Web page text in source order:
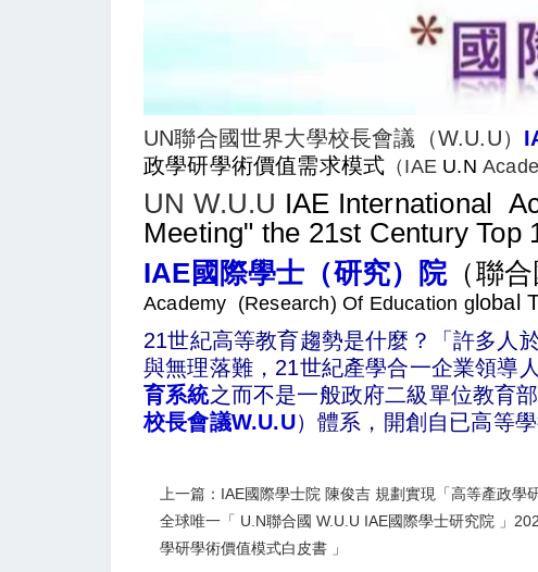
UN聯合國世界大學校長會議（W.U.U）
政學研學術價值需求模式 （IAE U.N
UN W.U.U IAE International
Meeting" the 21st Century Top
IAE國際學士（研究）院（聯
Academy (Research) Of Education g lobal
21世紀高等教育趨勢是什麼？「許多人
與無理落難， 21世紀產學合一企業領導
育系統之而不是一般政府二級單位教育
校長會議W.U.U）體系，開創自已高等
上一篇：IAE國際學士院 陳俊吉 規劃實現「高等產政學
全球唯一「 U.N聯合國 W.U.U IAE國際學士研究院 」
學研學術價值模式白皮書 」